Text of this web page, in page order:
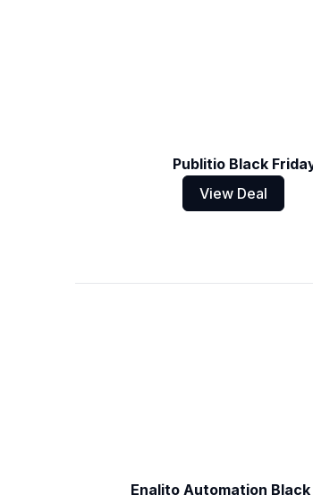
Publitio Black
View Deal
Enalito Automation